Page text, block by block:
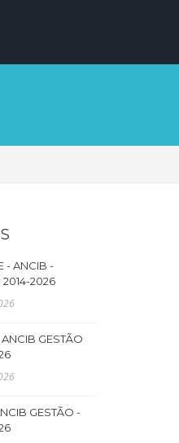
- ANCIB -
2014-2026
GESTÃO
GESTÃO -